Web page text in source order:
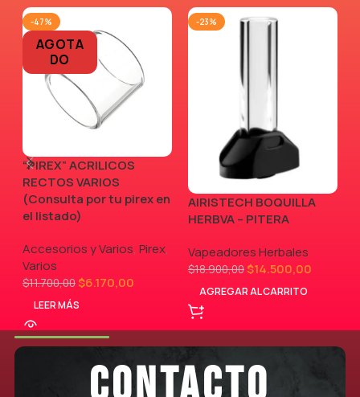
-47%
AGOTA
DO
“PIREX” ACRILICOS
RECTOS VARIOS
(Consulta por tu pirex en
el listado)
Accesorios y Varios, Pirex,
Varios
$11.700,00$6.170,00
LEER MÁS
-23%
AIRISTECH BOQUILLA
HERBVA – PITERA
Vapeadores Herbales
$18.900,00$14.500,00
AGREGAR AL CARRITO